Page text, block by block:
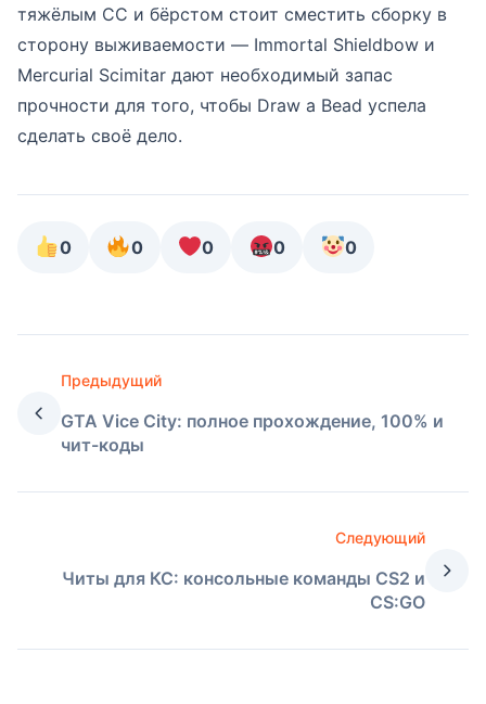
тяжёлым CC и бёрстом стоит сместить сборку в
сторону выживаемости — Immortal Shieldbow и
Mercurial Scimitar дают необходимый запас
прочности для того, чтобы Draw a Bead успела
сделать своё дело.
0 0 0 0 0
Предыдущий
GTA Vice City: полное прохождение, 100% и
чит-коды
Следующий
Читы для КС: консольные команды CS2 и
CS:GO